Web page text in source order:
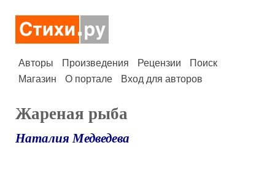
Авторы Произведения Рецензии
Поиск
Магазин
О портале Вход для авторов
Жареная рыба
Наталия Медведева